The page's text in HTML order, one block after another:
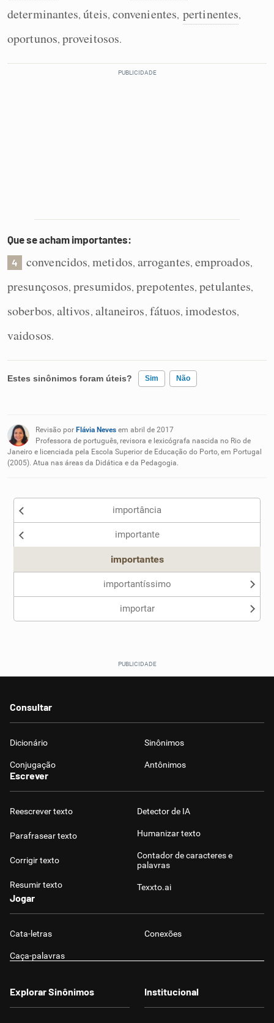
determinantes,úteis, convenientes, pertinentes,
oportunos, proveitosos.
Que se acham importantes:
4 convencidos,metidos, arrogantes, emproados,
presunçosos,presumidos,prepotentes,petulantes,
soberbos, altivos, altaneiros, fátuos,imodestos,
vaidosos.
Estes sinônimos foram úteis? Sim Não
Nenhum dos sinônimos apresentados me ajudou
Outro
Revisão por Flávia Neves em abril de 2017
Professora de português, revisora e lexicógrafa nascida no Rio de
Janeiro e licenciada pela Escola Superior de Educação do Porto, em Portugal
(2005). Atua nas áreas da Didática e da Pedagogia.
importância
importante
importantes
importantíssimo
importar
Consultar
Dicionário Sinônimos
Conjugação Antônimos
Escrever
Reescrever texto
Parafrasear texto
Corrigir texto
Resumir texto
Detector de IA
Humanizar texto
Contador de caracteres e
palavras
Texxto.ai
Jogar
Cata-letras Conexões
Caça-palavras
Explorar Sinônimos Institucional